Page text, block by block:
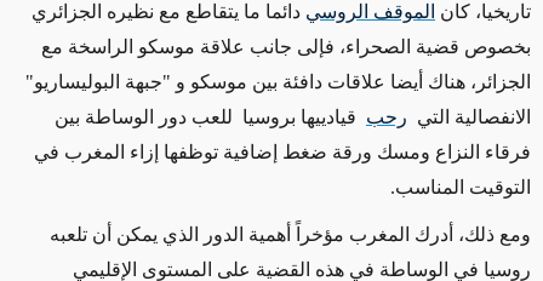
تاريخيا، كان الموقف الروسي دائما ما يتقاطع مع نظيره الجزائري
بخصوص قضية الصحراء، فإلى جانب علاقة موسكو الراسخة مع
الجزائر، هناك أيضا علاقات دافئة بين موسكو و "جبهة البوليساريو"
الانفصالية التي رحب قيادييها بروسيا للعب دور الوساطة بين
فرقاء النزاع ومسك ورقة ضغط إضافية توظفها إزاء المغرب في
التوقيت المناسب.
ومع ذلك، أدرك المغرب مؤخراً أهمية الدور الذي يمكن أن تلعبه
روسيا في الوساطة في هذه القضية على المستوى الإقليمي